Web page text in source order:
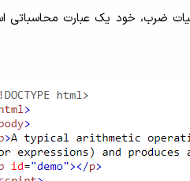
ضرب، خود یک عبارت محاسباتی